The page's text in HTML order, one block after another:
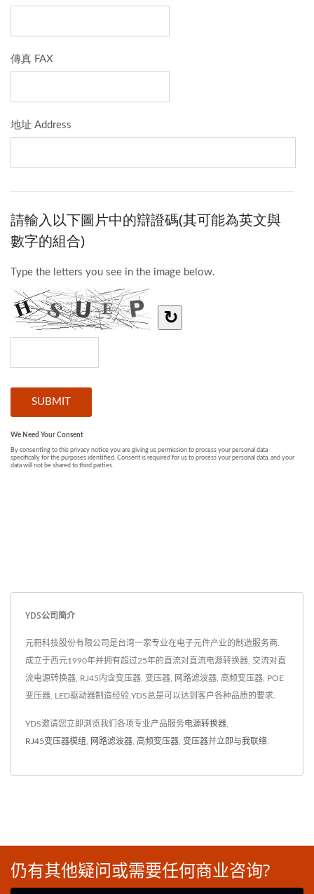
YDS公司简介
元冊科技股份有限公司是台湾一家专业在电子元件产业的制造服务商.
成立于西元1990年并拥有超过25年的直流对直流电源转换器, 交流对直
流电源转换器, RJ45内含变压器, 变压器, 网路滤波器, 高频变压器, POE
变压器, LED驱动器制造经验,YDS总是可以达到客户各种品质的要求.
YDS邀请您立即浏览我们各项专业产品服务电源转换器
RJ45变压器模组 网路滤波器 高频变压器 变压器并立即与我联络
仍有其他疑问或需要任何商业咨询?